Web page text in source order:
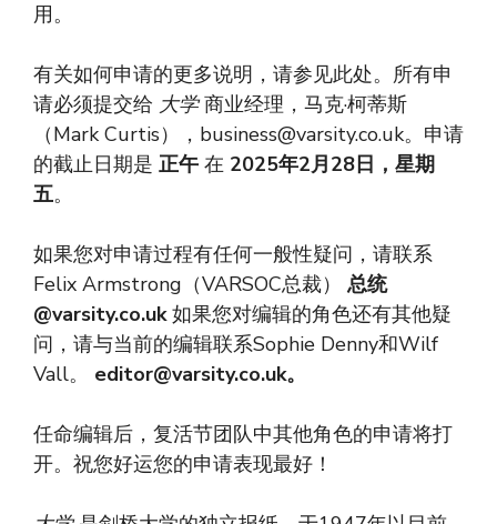
用。
有关如何申请的更多说明，请参见此处。所有申
请必须提交给 大学商业经理，马克·柯蒂斯
（Mark Curtis）， business@varsity.co.uk。申请
的截止日期是 正午 在 2025年2月28日，星期
五。
如果您对申请过程有任何一般性疑问，请联系
Felix Armstrong（VARSOC总裁） 总统
@varsity.co.uk如果您对编辑的角色还有其他疑
问，请与当前的编辑联系Sophie Denny和Wilf
Vall。 editor@varsity.co.uk。
任命编辑后，复活节团队中其他角色的申请将打
开。祝您好运您的申请表现最好！